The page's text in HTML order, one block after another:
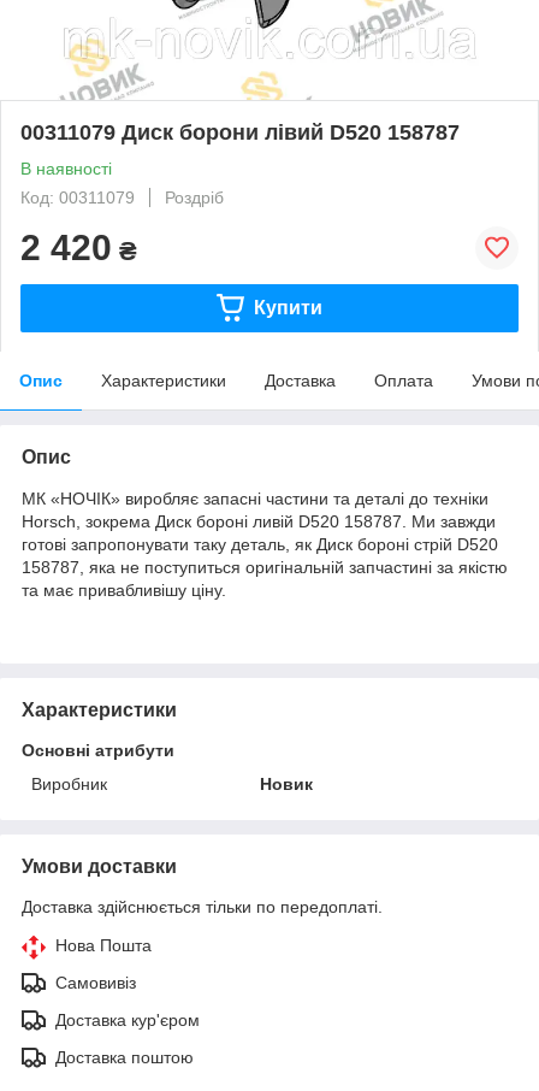
00311079 Диск борони лівий D520 158787
В наявності
Код: 00311079
Роздріб
2 420 ₴
Купити
Опис Характеристики Доставка Оплата Умови
Опис
МК «НОЧІК» виробляє запасні частини та деталі до техніки
Horsch, зокрема Диск бороні ливій D520 158787. Ми завжди
готові запропонувати таку деталь, як Диск бороні стрій D520
158787, яка не поступиться оригінальній запчастині за якістю
та має привабливішу ціну.
Характеристики
Основні атрибути
Виробник
Новик
Умови доставки
Доставка здійснюється тільки по передоплаті.
Нова Пошта
Самовивіз
Доставка кур'єром
Доставка поштою